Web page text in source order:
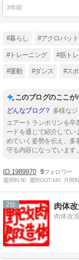
3年前
#暮らし #アクロバット
#トレーニング #筋トレ
#運動 #ダンス #ス
このブログのここが
多様な
エアートランポリンを卒
ードを通じて紹介してい
めていく姿勢を伝え、多
守る内容になっています。
1989970 9
週間IN:80 週間OUT:140 月間
2 肉体
肉体改